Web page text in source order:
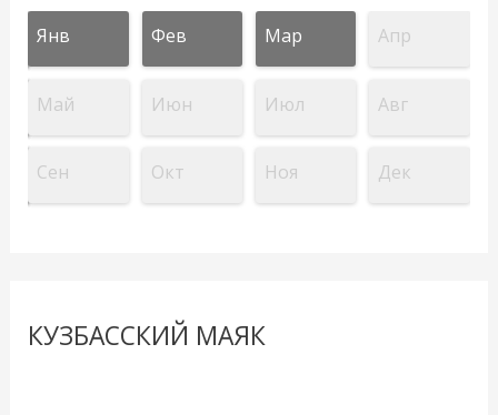
Янв Фев Мар Апр
Май Июн Июл Авг
Сен Окт Ноя Дек
КУЗБАССКИЙ МАЯК